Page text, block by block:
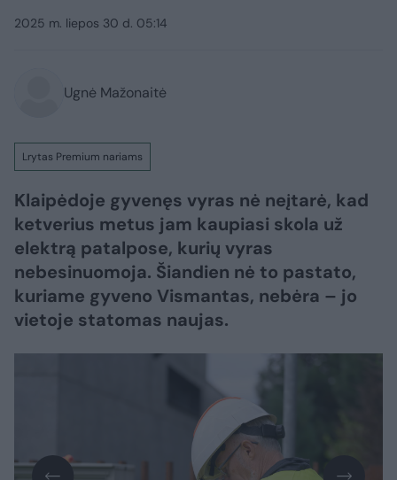
2025 m. liepos 30 d. 05:14
Ugnė Mažonaitė
Lrytas Premium nariams
Klaipėdoje gyvenęs vyras nė neįtarė, kad
ketverius metus jam kaupiasi skola už
elektrą patalpose, kurių vyras
nebesinuomoja. Šiandien nė to pastato,
kuriame gyveno Vismantas, nebėra – jo
vietoje statomas naujas.